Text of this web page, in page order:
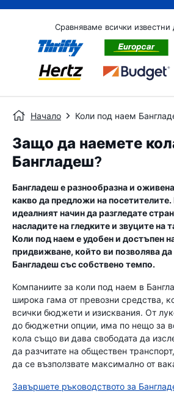
Сравняваме всички известни
Начало Коли под наем
Защо да наемете
Бангладеш?
Бангладеш е разнообразна и
какво да предложи на
идеалният начин да разгледате
насладите на гледките и звуците на
Коли под наем е удобен и достъпен
придвижване, който ви позволява да
Бангладеш със собствено темпо.
Компаниите за коли под наем в
широка гама от превозни средства,
всички бюджети и изисквания. От
до бюджетни опции, има по нещо за
кола също ви дава свободата да
да разчитате на обществен
да се възползвате максимално от
Завършете ръководството за